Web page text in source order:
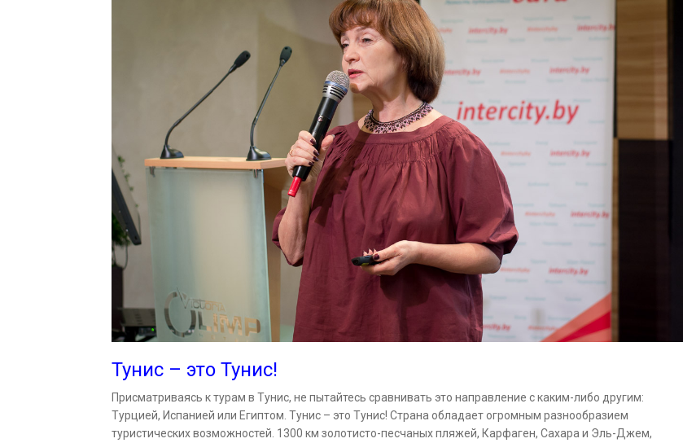
Тунис – это Тунис!
Присматриваясь к турам в Тунис, не пытайтесь сравнивать это направление с каким-либо другим:
Турцией, Испанией или Египтом. Тунис – это Тунис! Страна обладает огромным разнообразием
туристических возможностей. 1300 км золотисто-песчаных пляжей, Карфаген, Сахара и Эль-Джем,